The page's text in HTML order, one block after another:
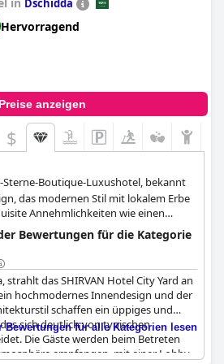
Dschidda
Hervorragend
Preise anzeigen
$
Sterne-Boutique-Luxushotel, bekannt
das modernen Stil mit lokalem Erbe
Annehmlichkeiten wie einen
und eine Sauna, die einen intimen
Bewertungen für die Kategorie
strahlt das SHIRVAN Hotel City Yard an
hochmodernes Innendesign und der
schaffen ein üppiges und
sich deutlich von typischen
Die Gäste werden beim Betreten
empfangen, mit einer Lobby
Bewertungen für alle Kategorien lesen